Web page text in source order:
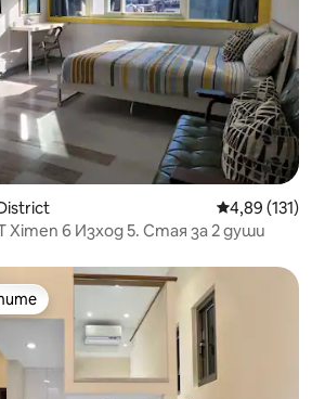
Средна
4,89 (131)
Ximen 6 Изход 5. Стая за 2 души
на гостите